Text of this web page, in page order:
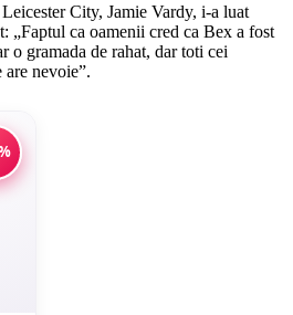
City, Jamie Vardy, i-a luat
„Faptul ca oamenii cred ca Bex a fost
o gramada de rahat, dar toti cei
are nevoie”.